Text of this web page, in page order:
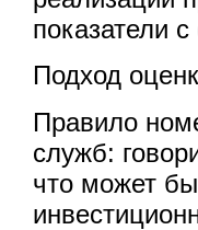
показатели
Подход
Правило
служб:
что может